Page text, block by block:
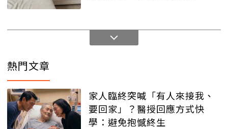
熱門文章
家人臨終突喊「有人來接我、
要回家」？醫授回應方式快
學：避免抱憾終生